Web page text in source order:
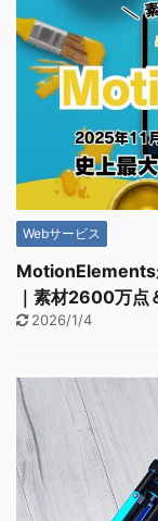
Webサービス
MotionElements
｜素材2600万点
2026/1/4